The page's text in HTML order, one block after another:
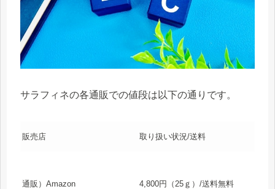
サラフィネの各通販での値段は以下の通りです。
販売店 取り扱い状況/送料
通販）Amazon 4,800円（25ｇ）/送料無料